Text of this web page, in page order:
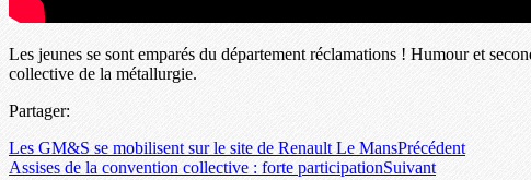
Les jeunes se sont emparés du département réclamations ! Humour et
collective de la métallurgie.
Partager:
Les GM&S se mobilisent sur le site de Renault Le MansPrécédent
Assises de la convention collective : forte participationSuivant